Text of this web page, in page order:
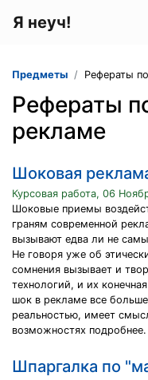
Я неуч!
Предметы Рефераты
Рефераты
рекламе
Шоковая
Курсовая работа, 06
Шоковые приемы
граням современной
вызывают едва ли не
Не говоря уже об
сомнения вызывает и
технологий, и их
шок в рекламе все
реальностью, имеет
возможностях подробнее.
Шпаргалка по